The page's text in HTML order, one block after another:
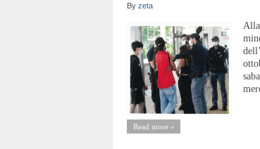
By zeta
Read more »